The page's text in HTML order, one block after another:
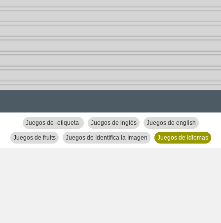
Juegos de -etiqueta- Juegos de inglés Juegos de english
Juegos de fruits Juegos de Identifica la Imagen Juegos de Idiomas